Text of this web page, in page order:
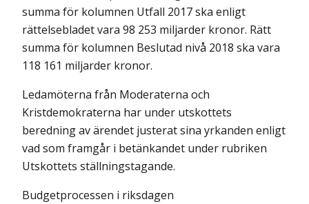
summa för kolumnen Utfall 2017 ska enligt
rättelsebladet vara 98 253 miljarder kronor. Rätt
summa för kolumnen Beslutad nivå 2018 ska vara
118 161 miljarder kronor.
Ledamöterna från Moderaterna och
Kristdemokraterna har under utskottets
beredning av ärendet justerat sina yrkanden enligt
vad som framgår i betänkandet under rubriken
Utskottets ställningstagande.
Budgetprocessen i riksdagen